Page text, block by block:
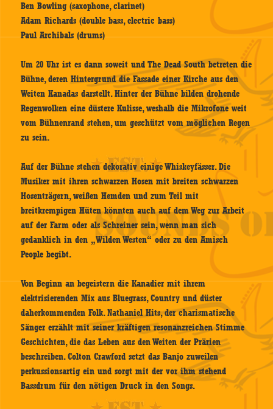
Ben Bowling (saxophone, clarinet)
Adam Richards (double bass, electric bass)
Paul Archibals (drums)
Um 20 Uhr ist es dann soweit und The Dead South betreten die
Bühne, deren Hintergrund die Fassade einer Kirche aus den
Weiten Kanadas darstellt. Hinter der Bühne bilden drohende
Regenwolken eine düstere Kulisse, weshalb die Mikrofone weit
vom Bühnenrand stehen, um geschützt vom möglichen Regen
zu sein.
Auf der Bühne stehen dekorativ einige Whiskeyfässer. Die
Musiker mit ihren schwarzen Hosen mit breiten schwarzen
Hosenträgern, weißen Hemden und zum Teil mit
breitkrempigen Hüten könnten auch auf dem Weg zur Arbeit
auf der Farm oder als Schreiner sein, wenn man sich
gedanklich in den „Wilden Westen“ oder zu den Amisch
People begibt.
Von Beginn an begeistern die Kanadier mit ihrem
elektrisierenden Mix aus Bluegrass, Country und düster
daherkommenden Folk. Nathaniel Hits, der charismatische
Sänger erzählt mit seiner kräftigen resonanzreichen Stimme
Geschichten, die das Leben aus den Weiten der Prärien
beschreiben. Colton Crawford setzt das Banjo zuweilen
perkussionsartig ein und sorgt mit der vor ihm stehend
Bassdrum für den nötigen Druck in den Songs.